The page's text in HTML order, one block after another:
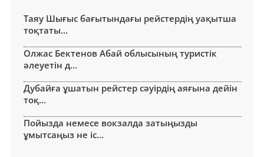
Таяу Шығыс бағытындағы рейстердің уақытша
тоқтаты...
Олжас Бектенов Абай облысының туристік
әлеуетін д...
Дубайға ұшатын рейстер сәуірдің аяғына дейін
тоқ...
Пойызда немесе вокзалда затыңызды
ұмытсаңыз не іс...